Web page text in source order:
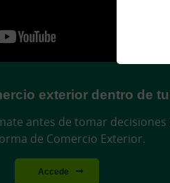
exterior dentro de
antes de tomar decisiones
de Comercio Exterior.
Accede